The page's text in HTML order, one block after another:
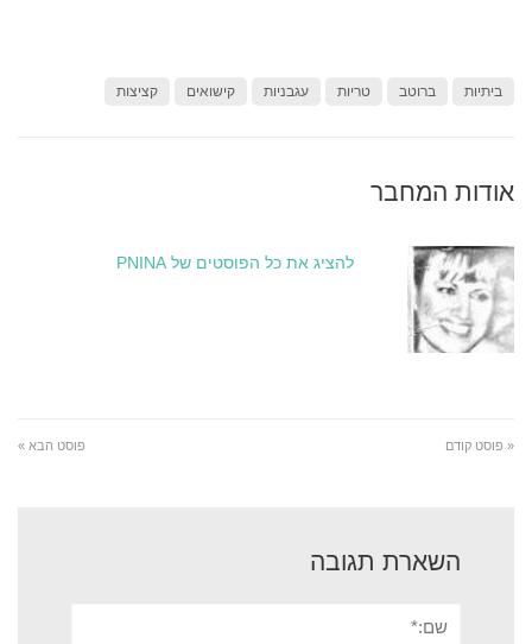
ביתיות ברוטב טריות עגבניות קישואים קציצות
אודות המחבר
להציג את כל הפוסטים של PNINA
« פוסט קודם פוסט הבא »
השארת תגובה